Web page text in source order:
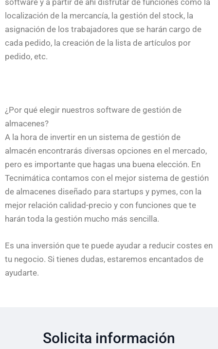
localización de la mercancía, la gestión del stock, la
asignación de los trabajadores que se harán cargo de
cada pedido, la creación de la lista de artículos por
pedido, etc.
¿Por qué elegir nuestros software de gestión de
almacenes?
A la hora de invertir en un sistema de gestión de
almacén encontrarás diversas opciones en el mercado,
pero es importante que hagas una buena elección. En
Tecnimática contamos con el mejor sistema de gestión
de almacenes diseñado para startups y pymes, con la
mejor relación calidad-precio y con funciones que te
harán toda la gestión mucho más sencilla.
Es una inversión que te puede ayudar a reducir costes en
tu negocio. Si tienes dudas, estaremos encantados de
ayudarte.
Solicita información